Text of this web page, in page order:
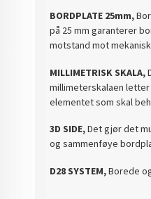
BORDPLATE 25mm,
på 25 mm garanterer
motstand mot
MILLIMETRISK SKALA,
millimeterskalaen
elementet som skal
3D SIDE,Det gjør det
og sammenføye
D28 SYSTEM,Borede